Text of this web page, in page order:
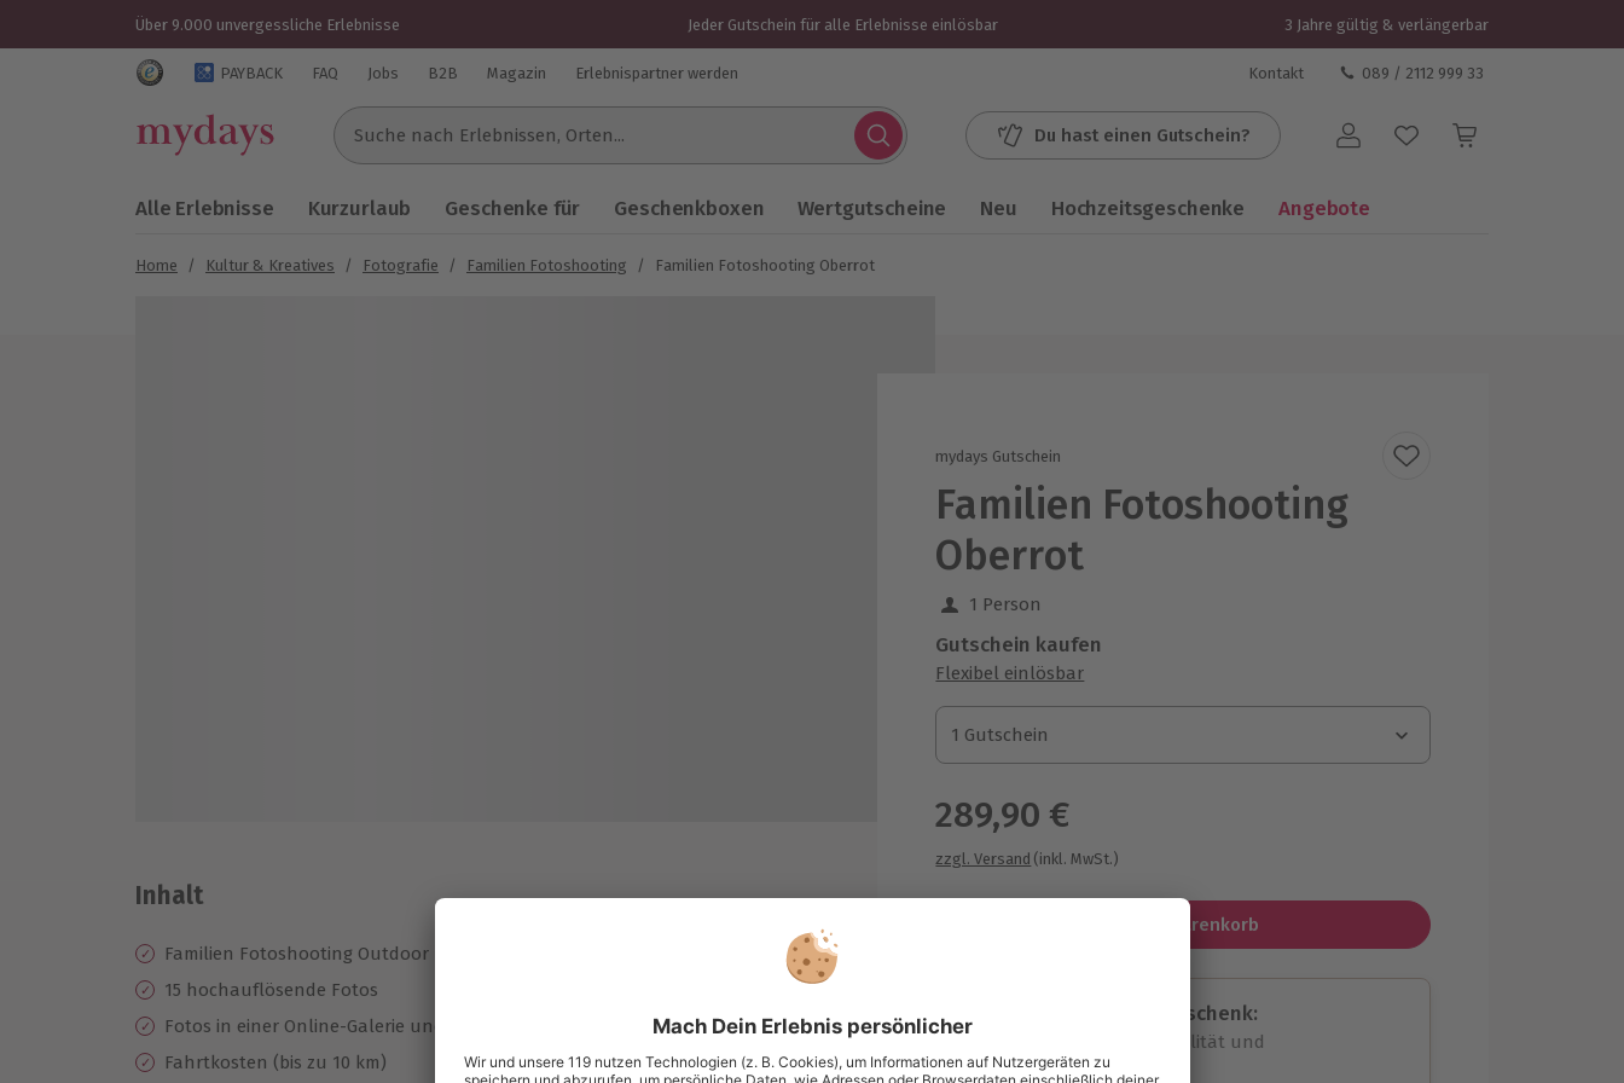
Über 9.000 unvergessliche Erlebnisse Jeder Gutschein für alle Erlebnisse einlösbar 3 Jahre gültig & verlängerbar
Trustedshops Bewertungen für mydays.de
PAYBACK FAQ Jobs B2B Magazin Erlebnispartner werden Kontakt 089 / 2112 999 33
Suche nach Erlebnissen...
Du hast einen Gutschein? Benutzerkonto
Alle Erlebnisse Kurzurlaub Geschenke für Geschenkboxen Wertgutscheine Neu Hochzeitsgeschenke Angebote
Home / Kultur & Kreatives / Fotografie / Familien Fotoshooting / Familien Fotoshooting Oberrot
mydays Gutschein
Familien Fotoshooting
Oberrot
1 Person
Gutschein kaufen
Flexibel einlösbar
1 Gutschein
1 Gutschein
1 Gutschein
289,90 €
zzgl. Versand (inkl. MwSt.)
In den Warenkorb
Immer das passende Geschenk:
Große Auswahl, volle Flexibilität und
maximale Sicherheit
Inhalt
Familien Fotoshooting Outdoor
15 hochauflösende Fotos
Fotos in einer Online-Galerie und als Abzüge (je nach Auswahl)
Fahrtkosten (bis zu 10 km)